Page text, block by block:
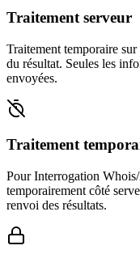
Traitement serveur
Traitement temporaire
du résultat. Seules les
envoyées.
Traitement
Pour Interrogation
temporairement côté
renvoi des résultats.